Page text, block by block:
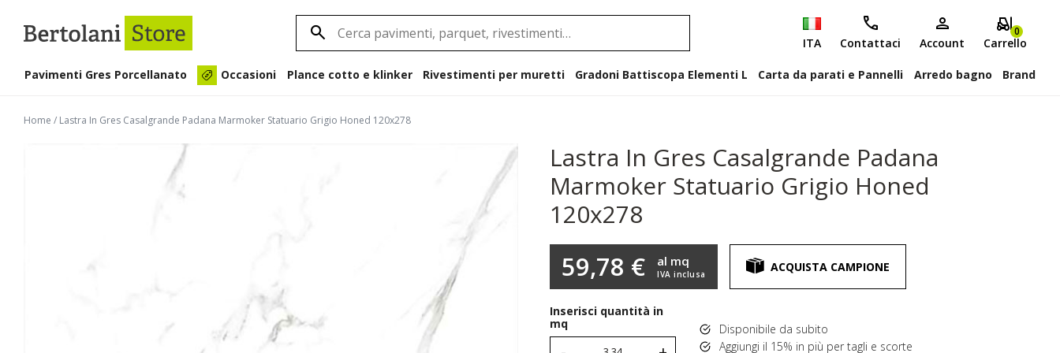
ITA Contattaci Account
0
Carrello
Pavimenti Gres Porcellanato Occasioni Plance cotto e klinker Rivestimenti per muretti Gradoni Battiscopa Elementi L Carta da parati e Pannelli Arredo bagno Brand
Home / Lastra In Gres Casalgrande Padana Marmoker Statuario Grigio Honed 120x278
Lastra In Gres Casalgrande Padana
Marmoker Statuario Grigio Honed
120x278
59,78 € IVA inclusa
al mq ACQUISTA CAMPIONE
Inserisci quantità in
mq
Disponibile da subito
Aggiungi il 15% in più per tagli e scorte